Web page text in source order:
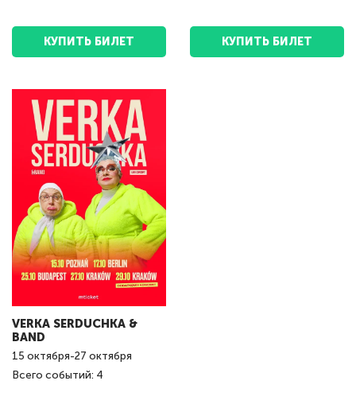
КУПИТЬ БИЛЕТ КУПИТЬ БИЛЕТ
VERKA SERDUCHKA &
BAND
15 октября-27 октября
Всего событий: 4